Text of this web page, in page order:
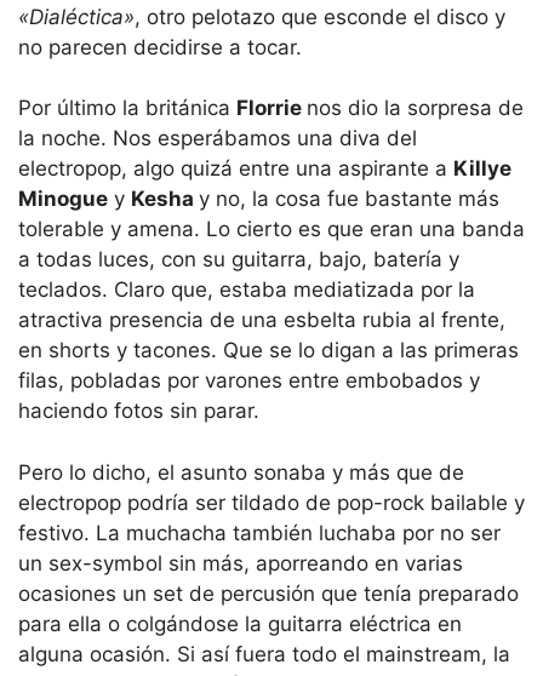
«Dialéctica», otro pelotazo que esconde el disco y
no parecen decidirse a tocar.
Por último la británica Florrie nos dio la sorpresa de
la noche. Nos esperábamos una diva del
electropop, algo quizá entre una aspirante a Killye
Minogue y Kesha y no, la cosa fue bastante más
tolerable y amena. Lo cierto es que eran una banda
a todas luces, con su guitarra, bajo, batería y
teclados. Claro que, estaba mediatizada por la
atractiva presencia de una esbelta rubia al frente,
en shorts y tacones. Que se lo digan a las primeras
filas, pobladas por varones entre embobados y
haciendo fotos sin parar.
Pero lo dicho, el asunto sonaba y más que de
electropop podría ser tildado de pop-rock bailable y
festivo. La muchacha también luchaba por no ser
un sex-symbol sin más, aporreando en varias
ocasiones un set de percusión que tenía preparado
para ella o colgándose la guitarra eléctrica en
alguna ocasión. Si así fuera todo el mainstream, la